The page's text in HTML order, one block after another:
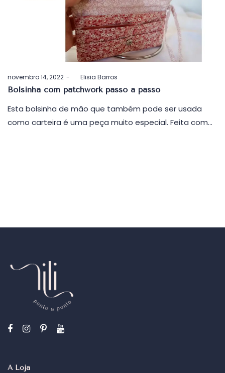
Postado
em
novembro 14, 2022 byElisia Barros
Bolsinha com patchwork passo a passo
Esta bolsinha de mão que também pode ser usada
como carteira é uma peça muito especial. Feita com…
A Loja